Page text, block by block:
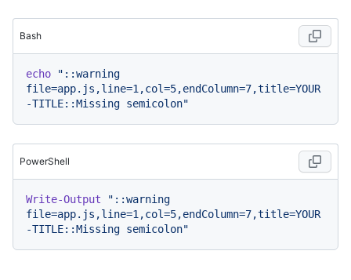
Bash
echo
"::warning
file=app.js,line=1,col=5,endColumn=7,title=YOUR
-TITLE::Missing semicolon"
PowerShell
Write-Output
"::warning
file=app.js,line=1,col=5,endColumn=7,title=YOUR
-TITLE::Missing semicolon"